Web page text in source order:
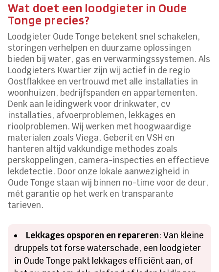
Wat doet een loodgieter in Oude
Tonge precies?
Loodgieter Oude Tonge betekent snel schakelen,
storingen verhelpen en duurzame oplossingen
bieden bij water, gas en verwarmingssystemen. Als
Loodgieters Kwartier zijn wij actief in de regio
Oostflakkee en vertrouwd met alle installaties in
woonhuizen, bedrijfspanden en appartementen.
Denk aan leidingwerk voor drinkwater, cv
installaties, afvoerproblemen, lekkages en
rioolproblemen. Wij werken met hoogwaardige
materialen zoals Viega, Geberit en VSH en
hanteren altijd vakkundige methodes zoals
perskoppelingen, camera-inspecties en effectieve
lekdetectie. Door onze lokale aanwezigheid in
Oude Tonge staan wij binnen no-time voor de deur,
mét garantie op het werk en transparante
tarieven.
Lekkages opsporen en repareren: Van kleine
druppels tot forse waterschade, een loodgieter
in Oude Tonge pakt lekkages efficiënt aan, of